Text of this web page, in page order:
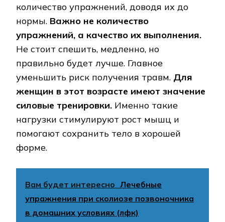
количество упражнений, доводя их до
нормы. Важно не количество
упражнений, а качество их выполнения.
Не стоит спешить, медленно, но
правильно будет лучше. Главное
уменьшить риск получения травм. Для
женщин в этот возрасте имеют значение
силовые тренировки. Именно такие
нагрузки стимулируют рост мышц и
помогают сохранить тело в хорошей
форме.
Вам будет интересно Лечебные
упражнения при сколиозе позвоночника
в домашних условиях (лфк)